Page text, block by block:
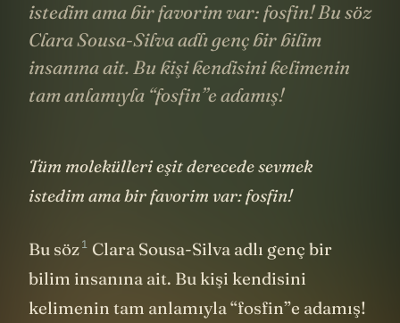
istedim ama bir favorim var: fosfin! Bu söz
Clara Sousa-Silva adlı genç bir bilim
insanına ait. Bu kişi kendisini kelimenin
tam anlamıyla “fosfin”e adamış!
Tüm molekülleri eşit derecede sevmek
istedim ama bir favorim var: fosfin!
Bu söz1 Clara Sousa-Silva adlı genç bir
bilim insanına ait. Bu kişi kendisini
kelimenin tam anlamıyla “fosfin”e adamış!